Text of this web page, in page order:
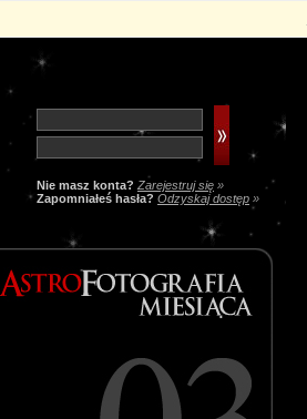
Nie masz konta? Zarejestruj się »
Zapomniałeś hasła? Odzyskaj dostęp »